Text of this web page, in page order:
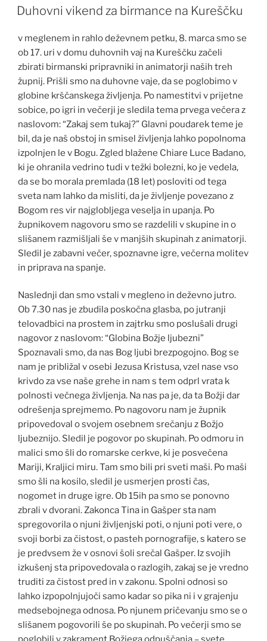
DNE
Duhovni vikend za birmance na Kureščku
v meglenem in rahlo deževnem petku, 8. marca smo se
ob 17. uri v domu duhovnih vaj na Kureščku začeli
zbirati birmanski pripravniki in animatorji naših treh
župnij. Prišli smo na duhovne vaje, da se poglobimo v
globine krščanskega življenja. Po namestitvi v prijetne
sobice, po igri in večerji je sledila tema prvega večera z
naslovom: “Zakaj sem tukaj?” Glavni poudarek teme je
bil, da je naš obstoj in smisel življenja lahko popolnoma
izpolnjen le v Bogu. Zgled blažene Chiare Luce Badano,
ki je ohranila vedrino tudi v težki bolezni, ko je vedela,
da se bo morala premlada (18 let) posloviti od tega
sveta nam lahko da misliti, da je življenje povezano z
Bogom res vir najglobljega veselja in upanja. Po
župnikovem nagovoru smo se razdelili v skupine in o
slišanem razmišljali še v manjših skupinah z animatorji.
Sledil je zabavni večer, spoznavne igre, večerna molitev
in priprava na spanje.
Naslednji dan smo vstali v megleno in deževno jutro.
Ob 7.30 nas je zbudila poskočna glasba, po jutranji
telovadbici na prostem in zajtrku smo poslušali drugi
nagovor z naslovom: “Globina Božje ljubezni”
Spoznavali smo, da nas Bog ljubi brezpogojno. Bog se
nam je približal v osebi Jezusa Kristusa, vzel nase vso
krivdo za vse naše grehe in nam s tem odprl vrata k
polnosti večnega življenja. Na nas pa je, da ta Božji dar
odrešenja sprejmemo. Po nagovoru nam je župnik
pripovedoval o svojem osebnem srečanju z Božjo
ljubeznijo. Sledil je pogovor po skupinah. Po odmoru in
malici smo šli do romarske cerkve, ki je posvečena
Mariji, Kraljici miru. Tam smo bili pri sveti maši. Po maši
smo šli na kosilo, sledil je usmerjen prosti čas,
nogomet in druge igre. Ob 15ih pa smo se ponovno
zbrali v dvorani. Zakonca Tina in Gašper sta nam
spregovorila o njuni življenjski poti, o njuni poti vere, o
svoji borbi za čistost, o pasteh pornografije, s katero se
je predvsem že v osnovi šoli srečal Gašper. Iz svojih
izkušenj sta pripovedovala o razlogih, zakaj se je vredno
truditi za čistost pred in v zakonu. Spolni odnosi so
lahko izpopolnjujoči samo kadar so pika ni i v grajenju
medsebojnega odnosa. Po njunem pričevanju smo se o
slišanem pogovorili še po skupinah. Po večerji smo se